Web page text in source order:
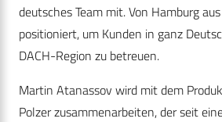
deutsches Team mit. Von Hamburg
positioniert, um Kunden in ganz
DACH-Region zu betreuen.
Martin Atanassov wird mit dem
Polzer zusammenarbeiten, der seit